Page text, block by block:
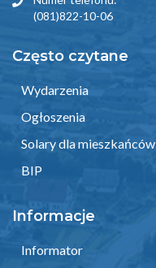
(081)822-10-06
Często czytane
Wydarzenia
Ogłoszenia
Solary dla mieszkańców
BIP
Informacje
Informator